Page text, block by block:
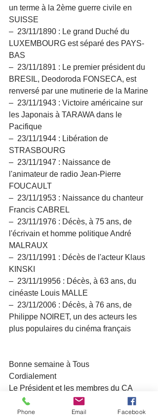
un terme à la 2ème guerre civile en
SUISSE
–  23/11/1890 : Le grand Duché du
LUXEMBOURG est séparé des PAYS-
BAS
–  23/11/1891 : Le premier président du
BRESIL, Deodoroda FONSECA, est
renversé par une mutinerie de la Marine
–  23/11/1943 : Victoire américaine sur
les Japonais à TARAWA dans le
Pacifique
–  23/11/1944 : Libération de
STRASBOURG
–  23/11/1947 : Naissance de
l'animateur de radio Jean-Pierre
FOUCAULT
–  23/11/1953 : Naissance du chanteur
Francis CABREL
–  23/11/1976 : Décès, à 75 ans, de
l'écrivain et homme politique André
MALRAUX
–  23/11/1991 : Décès de l'acteur Klaus
KINSKI
–  23/11/19956 : Décès, à 63 ans, du
cinéaste Louis MALLE
–  23/11/2006 : Décès, à 76 ans, de
Philippe NOIRET, un des acteurs les
plus populaires du cinéma français
Bonne semaine à Tous
Cordialement
Le Président et les membres du CA
Lettres aux adhérents
Phone Email Facebook